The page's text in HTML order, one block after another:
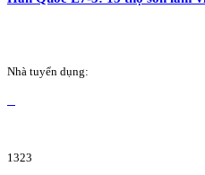
Nhà tuyển dụng:
1323